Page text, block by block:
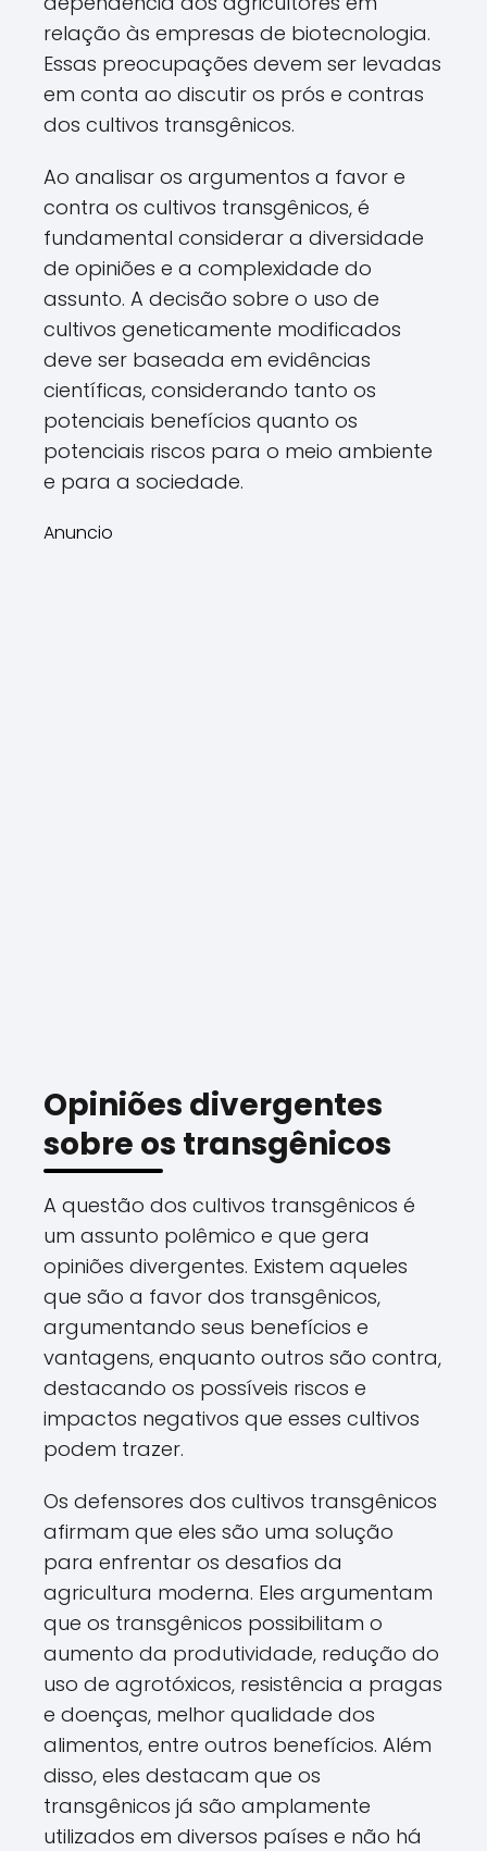
relação às empresas de biotecnologia.
Essas preocupações devem ser levadas
em conta ao discutir os prós e contras
dos cultivos transgênicos.
Ao analisar os argumentos a favor e
contra os cultivos transgênicos, é
fundamental considerar a diversidade
de opiniões e a complexidade do
assunto. A decisão sobre o uso de
cultivos geneticamente modificados
deve ser baseada em evidências
científicas, considerando tanto os
potenciais benefícios quanto os
potenciais riscos para o meio ambiente
e para a sociedade.
Anuncio
Opiniões divergentes
sobre os transgênicos
A questão dos cultivos transgênicos é
um assunto polêmico e que gera
opiniões divergentes. Existem aqueles
que são a favor dos transgênicos,
argumentando seus benefícios e
vantagens, enquanto outros são contra,
destacando os possíveis riscos e
impactos negativos que esses cultivos
podem trazer.
Os defensores dos cultivos transgênicos
afirmam que eles são uma solução
para enfrentar os desafios da
agricultura moderna. Eles argumentam
que os transgênicos possibilitam o
aumento da produtividade, redução do
uso de agrotóxicos, resistência a pragas
e doenças, melhor qualidade dos
alimentos, entre outros benefícios. Além
disso, eles destacam que os
transgênicos já são amplamente
utilizados em diversos países e não há